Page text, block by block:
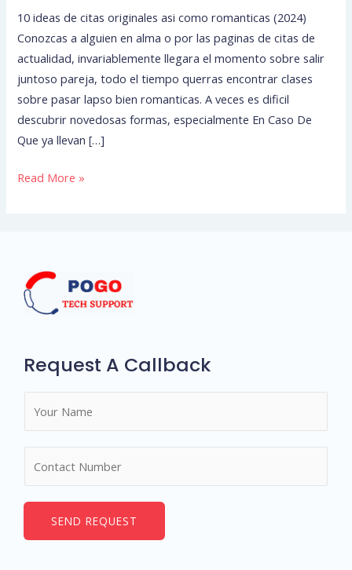
10 ideas de citas originales asi como romanticas (2024)
Conozcas a alguien en alma o por las paginas de citas de
actualidad, invariablemente llegara el momento sobre salir
juntoso pareja, todo el tiempo querras encontrar clases
sobre pasar lapso bien romanticas. A veces es dificil
descubrir novedosas formas, especialmente En Caso De
Que ya llevan […]
asi
como
romanticas
(2024)
Read More »
Request A Callback
*
e
SEND REQUEST